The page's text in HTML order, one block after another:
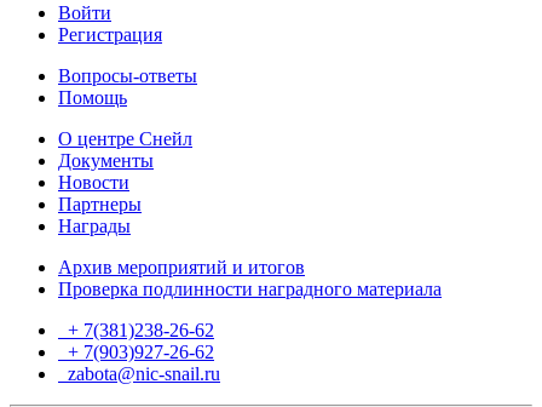
Войти
Регистрация
Вопросы-ответы
Помощь
О центре Снейл
Документы
Новости
Партнеры
Награды
Архив мероприятий и итогов
Проверка подлинности наградного материала
+ 7(381)238-26-62
+ 7(903)927-26-62
zabota@nic-snail.ru